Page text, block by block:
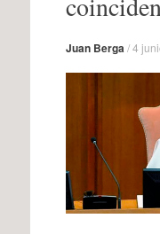
Juan Berga /4